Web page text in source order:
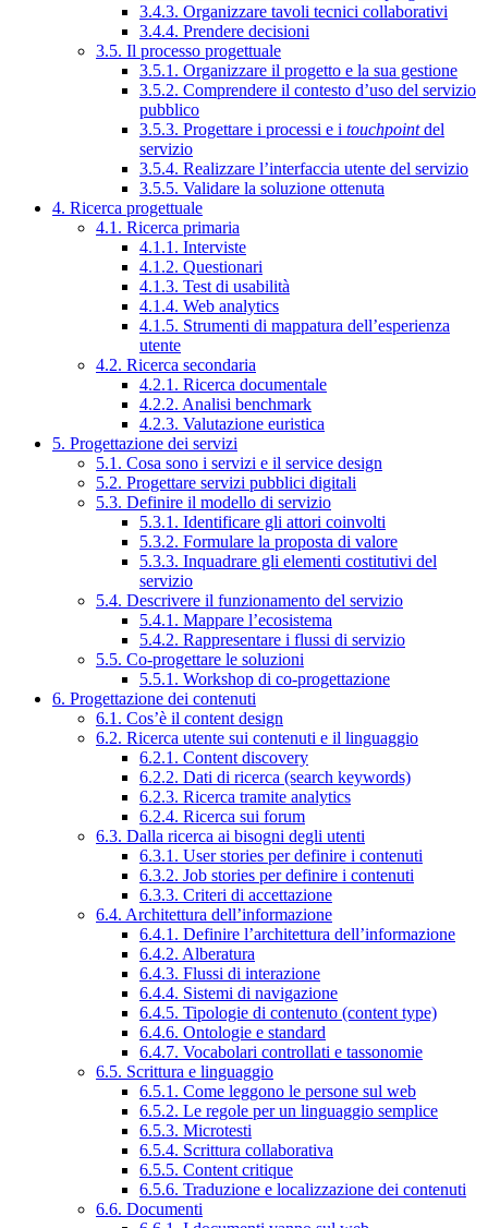
3.4.3. Organizzare tavoli tecnici collaborativi
3.4.4. Prendere decisioni
3.5. Il processo progettuale
3.5.1. Organizzare il progetto e la sua gestione
3.5.2. Comprendere il contesto d’uso del servizio
pubblico
3.5.3. Progettare i processi e i touchpointdel
servizio
3.5.4. Realizzare l’interfaccia utente del servizio
3.5.5. Validare la soluzione ottenuta
4. Ricerca progettuale
4.1. Ricerca primaria
4.1.1. Interviste
4.1.2. Questionari
4.1.3. Test di usabilità
4.1.4. Web analytics
4.1.5. Strumenti di mappatura dell’esperienza
utente
4.2. Ricerca secondaria
4.2.1. Ricerca documentale
4.2.2. Analisi benchmark
4.2.3. Valutazione euristica
5. Progettazione dei servizi
5.1. Cosa sono i servizi e il service design
5.2. Progettare servizi pubblici digitali
5.3. Definire il modello di servizio
5.3.1. Identificare gli attori coinvolti
5.3.2. Formulare la proposta di valore
5.3.3. Inquadrare gli elementi costitutivi del
servizio
5.4. Descrivere il funzionamento del servizio
5.4.1. Mappare l’ecosistema
5.4.2. Rappresentare i flussi di servizio
5.5. Co-progettare le soluzioni
5.5.1. Workshop di co-progettazione
6. Progettazione dei contenuti
6.1. Cos’è il content design
6.2. Ricerca utente sui contenuti e il linguaggio
6.2.1. Content discovery
6.2.2. Dati di ricerca (search keywords)
6.2.3. Ricerca tramite analytics
6.2.4. Ricerca sui forum
6.3. Dalla ricerca ai bisogni degli utenti
6.3.1. User stories per definire i contenuti
6.3.2. Job stories per definire i contenuti
6.3.3. Criteri di accettazione
6.4. Architettura dell’informazione
6.4.1. Definire l’architettura dell’informazione
6.4.2. Alberatura
6.4.3. Flussi di interazione
6.4.4. Sistemi di navigazione
6.4.5. Tipologie di contenuto (content type)
6.4.6. Ontologie e standard
6.4.7. Vocabolari controllati e tassonomie
6.5. Scrittura e linguaggio
6.5.1. Come leggono le persone sul web
6.5.2. Le regole per un linguaggio semplice
6.5.3. Microtesti
6.5.4. Scrittura collaborativa
6.5.5. Content critique
6.5.6. Traduzione e localizzazione dei contenuti
6.6. Documenti